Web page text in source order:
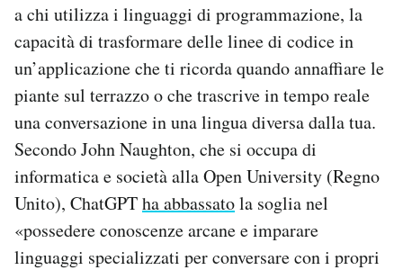
a chi utilizza i linguaggi di programmazione, la
capacità di trasformare delle linee di codice in
un’applicazione che ti ricorda quando annaffiare le
piante sul terrazzo o che trascrive in tempo reale
una conversazione in una lingua diversa dalla tua.
Secondo John Naughton, che si occupa di
informatica e società alla Open University (Regno
Unito), ChatGPTha abbassatola soglia nel
«possedere conoscenze arcane e imparare
linguaggi specializzati per conversare con i propri